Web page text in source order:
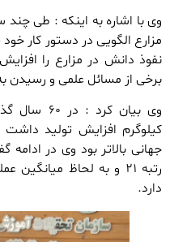
مزارع الگویی در دستور کار خود
نفوذ دانش در مزارع را
برخی از مسائل علمی و رسیدن
جهانی بالاتر بود وی در
دارد.